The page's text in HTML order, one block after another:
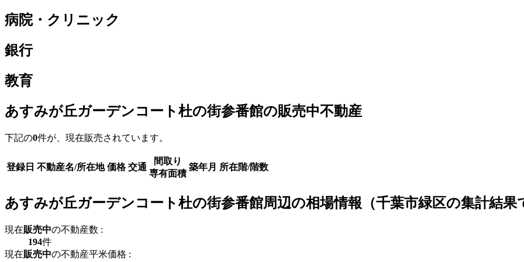
病院・クリニック
銀行
教育
あすみが丘ガーデンコート杜の街参番館の販売中不動産
下記の0件が、現在販売されています。
登録日 不動産名/所在地 価格 交通
間取り
専有面積
築年月 所在階/階数
あすみが丘ガーデンコート杜の街参番館周辺の相場情報（千葉市緑区の集計結果
現在販売中の不動産数 :
194件
現在販売中の不動産平米価格 :